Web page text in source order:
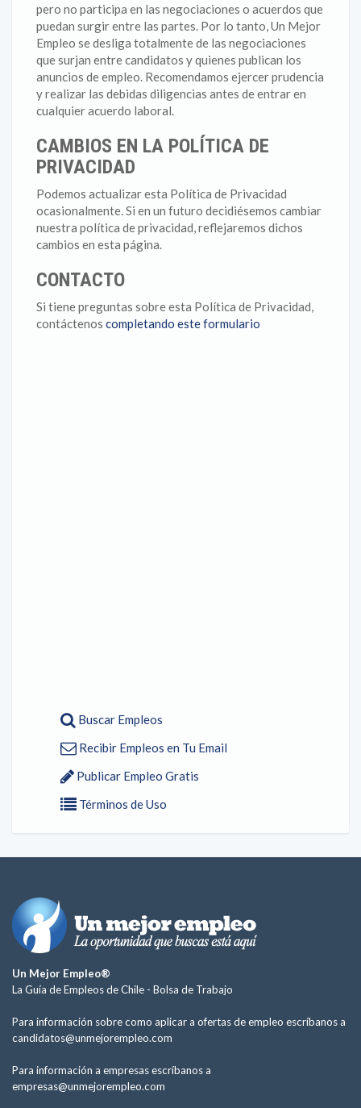
pero no participa en las negociaciones o acuerdos que
puedan surgir entre las partes. Por lo tanto, Un Mejor
Empleo se desliga totalmente de las negociaciones
que surjan entre candidatos y quienes publican los
anuncios de empleo. Recomendamos ejercer prudencia
y realizar las debidas diligencias antes de entrar en
cualquier acuerdo laboral.
CAMBIOS EN LA POLÍTICA DE
PRIVACIDAD
Podemos actualizar esta Política de Privacidad
ocasionalmente. Si en un futuro decidiésemos cambiar
nuestra política de privacidad, reflejaremos dichos
cambios en esta página.
CONTACTO
Si tiene preguntas sobre esta Política de Privacidad,
contáctenos completando este formulario
Buscar Empleos
Recibir Empleos en Tu Email
Publicar Empleo Gratis
Términos de Uso
Un Mejor Empleo®
La Guía de Empleos de Chile - Bolsa de Trabajo
Para información sobre como aplicar a ofertas de empleo escríbanos a
candidatos@unmejorempleo.com
Para información a empresas escríbanos a
empresas@unmejorempleo.com